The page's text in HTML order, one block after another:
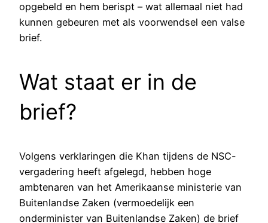
opgebeld en hem berispt – wat allemaal niet had
kunnen gebeuren met als voorwendsel een valse
brief.
Wat staat er in de
brief?
Volgens verklaringen die Khan tijdens de NSC-
vergadering heeft afgelegd, hebben hoge
ambtenaren van het Amerikaanse ministerie van
Buitenlandse Zaken (vermoedelijk een
onderminister van Buitenlandse Zaken) de brief